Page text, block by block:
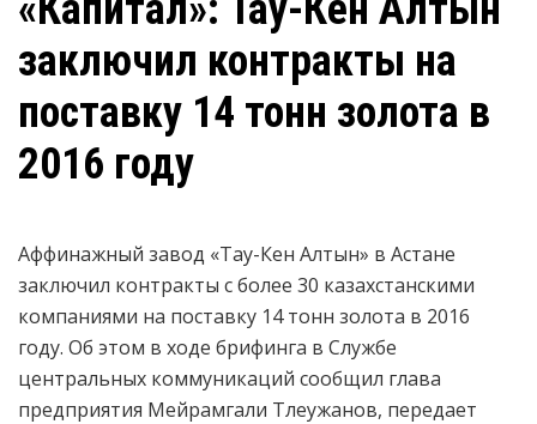
заключил контракты на
поставку 14 тонн золота в
2016 году
Аффинажный завод «Тау-Кен Алтын» в Астане
заключил контракты с более 30 казахстанскими
компаниями на поставку 14 тонн золота в 2016
году. Об этом в ходе брифинга в Службе
центральных коммуникаций сообщил глава
предприятия Мейрамгали Тлеужанов, передает